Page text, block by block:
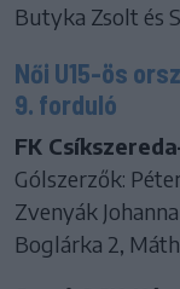
Butyka Zsolt és
Női U15-ös
9. forduló
FK
Gólszerzők:
Zvenyák
Boglárka 2,